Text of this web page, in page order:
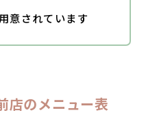
意されています
店のメニュー表